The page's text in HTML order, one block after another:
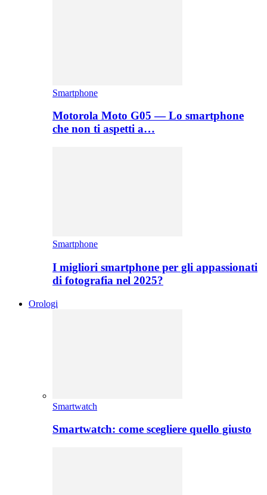
Smartphone
Motorola Moto G05 — Lo smartphone
che non ti aspetti a…
Smartphone
I migliori smartphone per gli appassionati
di fotografia nel 2025?
Orologi
Smartwatch
Smartwatch: come scegliere quello giusto